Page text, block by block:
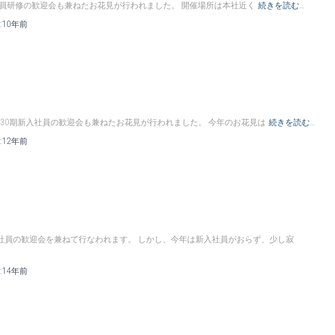
研修の歓迎会も兼ねたお花見が行われました。 開催場所は本社近く
続きを読む…
10年前
期新入社員の歓迎会も兼ねたお花見が行われました。 今年のお花見は 続きを読む…
12年前
員の歓迎会を兼ねて行なわれます。 しかし、今年は新入社員がおらず、少し寂
14年前